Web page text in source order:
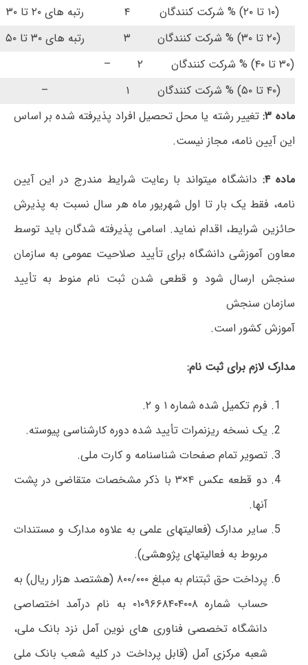
(۱۰ تا ۲۰) % شرکت کنندگان
۴
رتبه های ۲۰ تا ۳۰
(۲۰ تا ۳۰) % شرکت کنندگان
۳
رتبه های ۳۰ تا ۵۰
(۳۰ تا ۴۰) % شرکت کنندگان
۲
–
(۴۰ تا ۵۰) % شرکت کنندگان
۱
–
ماده ۳:
تغییر رشته یا محل تحصیل افراد پذیرفته شده بر اساس
این آیین نامه، مجاز نیست.
ماده ۴:
دانشگاه میتواند با رعایت شرایط مندرج در این آیین
نامه، فقط یک بار تا اول شهریور ماه هر سال نسبت به پذیرش
حائزین شرایط، اقدام نماید. اسامی پذیرفته شدگان باید توسط
معاون آموزشی دانشگاه برای تأیید صلاحیت عمومی به سازمان
سنجش ارسال شود و قطعی شدن ثبت نام منوط به تأیید
سازمان سنجش
آموزش کشور است.
مدارک لازم برای ثبت نام:
فرم تکمیل شده شماره ۱ و ۲.
یک نسخه ریزنمرات تأیید شده دوره کارشناسی پیوسته.
تصویر تمام صفحات شناسنامه و کارت ملی.
دو قطعه عکس ۴×۳ با ذکر مشخصات متقاضی در پشت
آنها.
سایر مدارک (فعالیتهای علمی به علاوه مدارک و مستندات
مربوط به فعالیتهای پژوهشی).
پرداخت حق ثبتنام به مبلغ ۸۰۰/۰۰۰ (هشتصد هزار ریال) به
حساب شماره ۰۱۰۹۶۶۸۴۰۴۰۰۸ به نام درآمد اختصاصی
دانشگاه تخصصی فناوری های نوین آمل نزد بانک ملی،
شعبه مرکزی آمل (قابل پرداخت در کلیه شعب بانک ملی